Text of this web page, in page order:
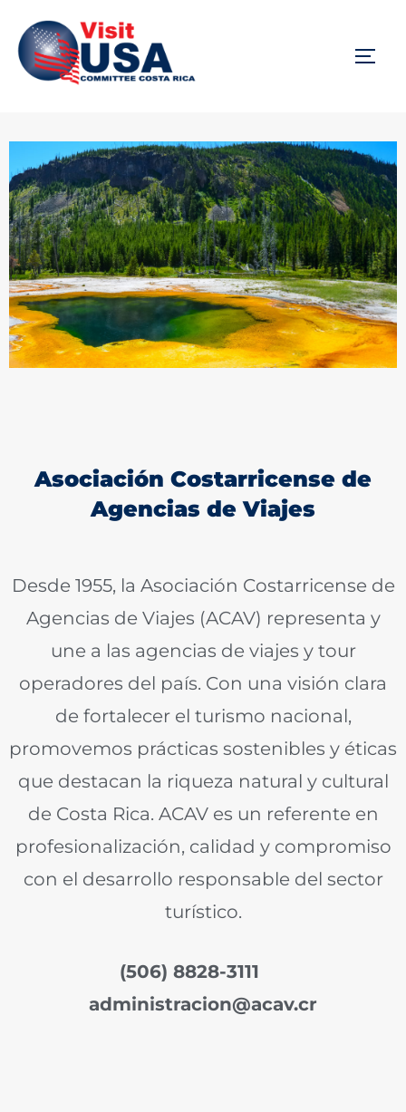
Asociación Costarricense de
Agencias de Viajes
Desde 1955, la Asociación Costarricense de
Agencias de Viajes (ACAV) representa y
une a las agencias de viajes y tour
operadores del país. Con una visión clara
de fortalecer el turismo nacional,
promovemos prácticas sostenibles y éticas
que destacan la riqueza natural y cultural
de Costa Rica. ACAV es un referente en
profesionalización, calidad y compromiso
con el desarrollo responsable del sector
turístico.
(506) 8828-3111
administracion@acav.cr